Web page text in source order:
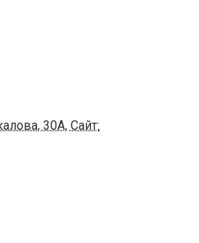
30А, Сайт: